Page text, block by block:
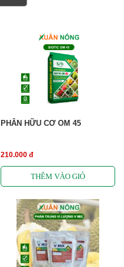
PHÂN HỮU CƠ OM 45
210.000 đ